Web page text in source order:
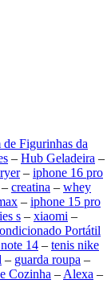
Figurinhas da
– Hub Geladeira –
– iphone 16 pro
– creatina – whey
– iphone 15 pro
s – xiaomi –
Portátil
14 – tenis nike
– guarda roupa –
Cozinha – Alexa –